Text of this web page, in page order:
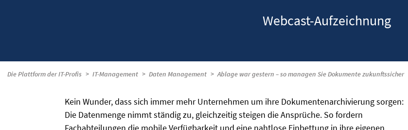
Webcast-Aufzeichnung
Die Plattform der IT-Profis IT-Management Daten Management Ablage war gestern – so managen Sie Dokumente zukunftssicher
Kein Wunder, dass sich immer mehr Unternehmen um ihre Dokumentenarchivierung sorgen:
Die Datenmenge nimmt ständig zu, gleichzeitig steigen die Ansprüche. So fordern